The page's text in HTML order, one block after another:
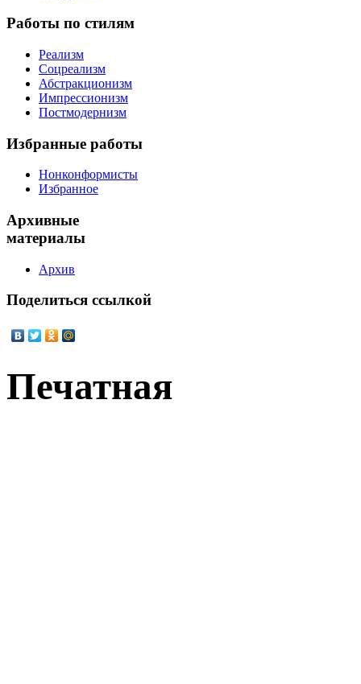
Работы по стилям
Реализм
Соцреализм
Абстракционизм
Импрессионизм
Постмодернизм
Избранные работы
Нонконформисты
Избранное
Архивные
материалы
Архив
Поделиться ссылкой
Печатная